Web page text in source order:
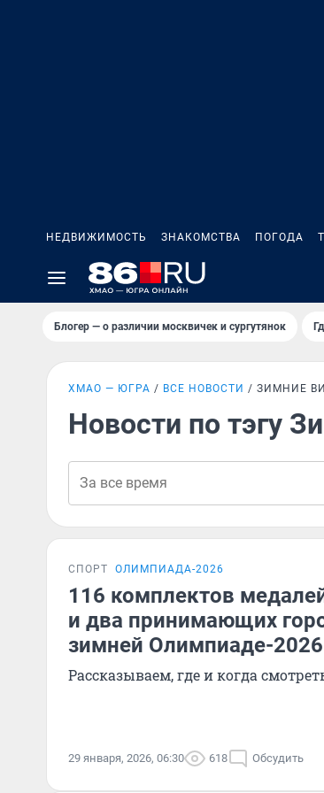
НЕДВИЖИМОСТЬ ЗНАКОМСТВА ПОГОДА
Блогер — о различии москвичек и сургутянок
ХМАО — ЮГРА ВСЕ НОВОСТИ ЗИМНИЕ
Новости по тэгу
СПОРТ ОЛИМПИАДА-2026
116 комплектов
и два принимающих
зимней Олимпиаде-2026
Рассказываем, где и когда
29 января, 2026, 06:30 618 Обсудить